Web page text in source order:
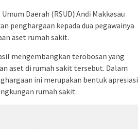
Daerah (RSUD) Andi Makkasau
penghargaan kepada dua pegawainya
aset rumah sakit.
mengembangkan terobosan yang
aset di rumah sakit tersebut. Dalam
ini merupakan bentuk apresiasi
rumah sakit.